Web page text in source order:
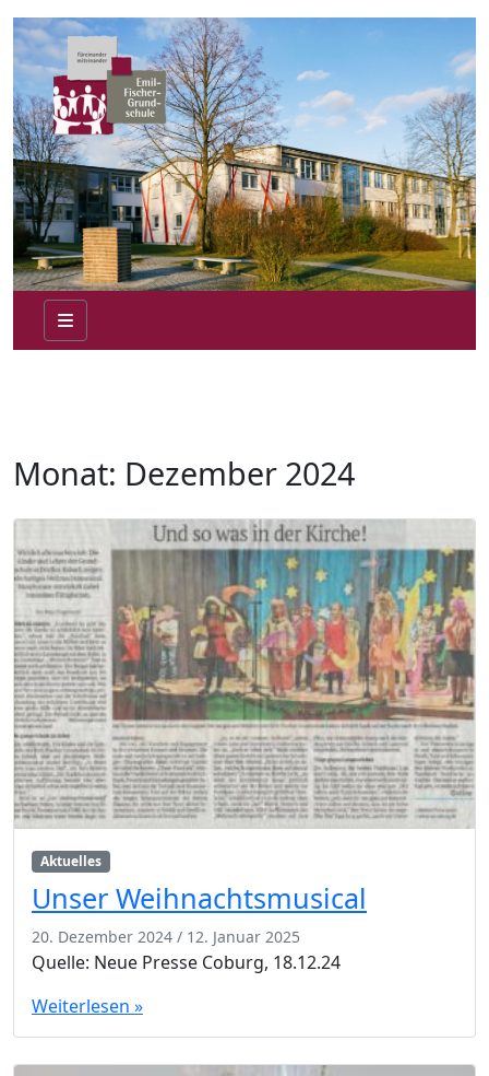
Monat: Dezember 2024
Aktuelles
Unser Weihnachtsmusical
20. Dezember 2024 / 12. Januar 2025
Quelle: Neue Presse Coburg, 18.12.24
Weiterlesen »